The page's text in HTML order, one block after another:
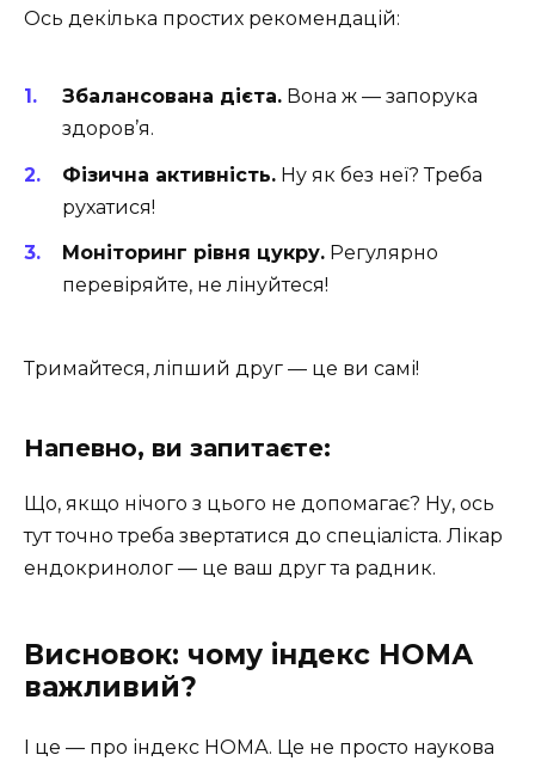
Ось декілька простих рекомендацій:
Збалансована дієта. Вона ж — запорука
здоров’я.
Фізична активність. Ну як без неї? Треба
рухатися!
Моніторинг рівня цукру. Регулярно
перевіряйте, не лінуйтеся!
Тримайтеся, ліпший друг — це ви самі!
Напевно, ви запитаєте:
Що, якщо нічого з цього не допомагає? Ну, ось
тут точно треба звертатися до спеціаліста. Лікар
ендокринолог — це ваш друг та радник.
Висновок: чому індекс НОМА
важливий?
І це — про індекс НОМА. Це не просто наукова